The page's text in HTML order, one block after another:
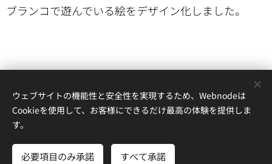
ブランコで遊んでいる絵をデザイン化しました。
ジャカルタ・ジャパン・ネットワーク
jakarta.japan.network@gmail.com
ウェブサイトの機能性と安全性を実現するため、Webnodeは
Cookieを使用して、お客様にできるだけ最高の体験を提供しま
す。
必要項目のみ承諾 すべて承諾